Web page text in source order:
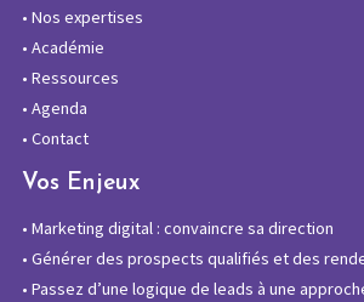
• Nos expertises
• Académie
• Ressources
• Agenda
• Contact
Vos Enjeux
• Marketing digital : convaincre sa direction
• Générer des prospects qualifiés et des
• Passez d’une logique de leads à une